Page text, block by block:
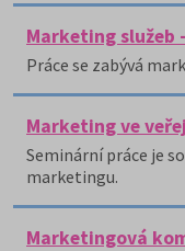
Marketing služeb
Práce se zabývá
Marketing ve
Seminární práce je
marketingu.
Marketingová